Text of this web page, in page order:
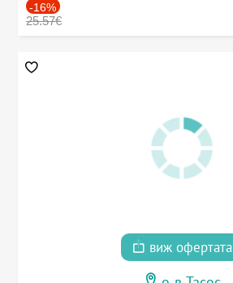
-16%
25.57€
виж офертата